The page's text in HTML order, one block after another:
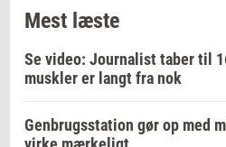
Mest læste
Se video: Journalist taber til
muskler er langt fra nok
Genbrugsstation gør op med